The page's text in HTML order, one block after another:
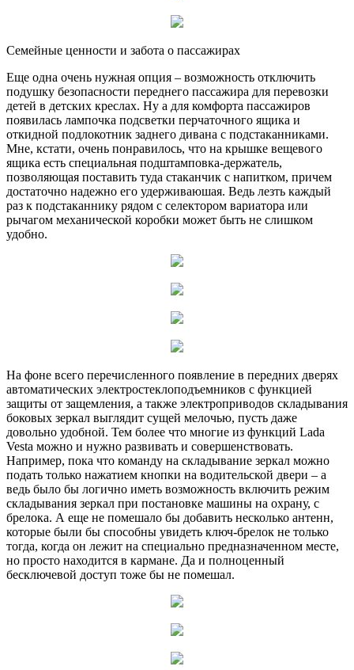
Семейные ценности и забота о пассажирах
Еще одна очень нужная опция – возможность отключить
подушку безопасности переднего пассажира для перевозки
детей в детских креслах. Ну а для комфорта пассажиров
появилась лампочка подсветки перчаточного ящика и
откидной подлокотник заднего дивана с подстаканниками.
Мне, кстати, очень понравилось, что на крышке вещевого
ящика есть специальная подштамповка-держатель,
позволяющая поставить туда стаканчик с напитком, причем
достаточно надежно его удерживаюшая. Ведь лезть каждый
раз к подстаканнику рядом с селектором вариатора или
рычагом механической коробки может быть не слишком
удобно.
На фоне всего перечисленного появление в передних дверях
автоматических электростеклоподъемников с функцией
защиты от защемления, а также электроприводов складывания
боковых зеркал выглядит сущей мелочью, пусть даже
довольно удобной. Тем более что многие из функций Lada
Vesta можно и нужно развивать и совершенствовать.
Например, пока что команду на складывание зеркал можно
подать только нажатием кнопки на водительской двери – а
ведь было бы логично иметь возможность включить режим
складывания зеркал при постановке машины на охрану, с
брелока. А еще не помешало бы добавить несколько антенн,
которые были бы способны увидеть ключ-брелок не только
тогда, когда он лежит на специально предназначенном месте,
но просто находится в кармане. Да и полноценный
бесключевой доступ тоже бы не помешал.